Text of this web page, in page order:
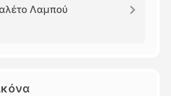
Λαμπού